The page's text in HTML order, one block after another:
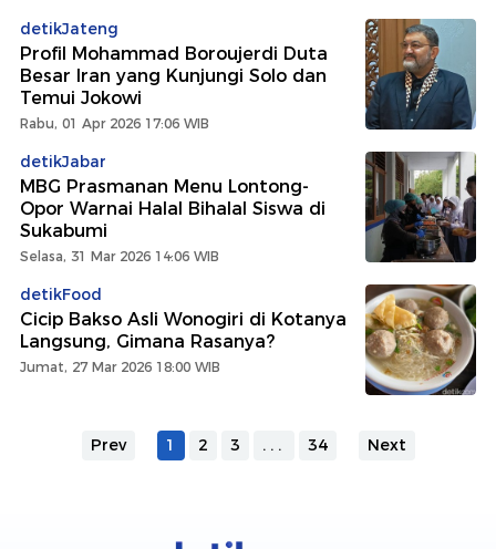
detikJateng
Profil Mohammad Boroujerdi Duta
Besar Iran yang Kunjungi Solo dan
Temui Jokowi
Rabu, 01 Apr 2026 17:06 WIB
detikJabar
MBG Prasmanan Menu Lontong-
Opor Warnai Halal Bihalal Siswa di
Sukabumi
Selasa, 31 Mar 2026 14:06 WIB
detikFood
Cicip Bakso Asli Wonogiri di Kotanya
Langsung, Gimana Rasanya?
Jumat, 27 Mar 2026 18:00 WIB
Prev 1 2 3 ... 34 Next